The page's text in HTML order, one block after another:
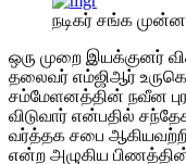
நடிகர் சங்க
ஒரு முறை இயக்குனர்
தலைவர் எம்ஜிஆர்
சம்மேளனத்தின் நவீன
விடுவார் என்பதில்
வர்த்தக சபை
என்ற அழுகிய